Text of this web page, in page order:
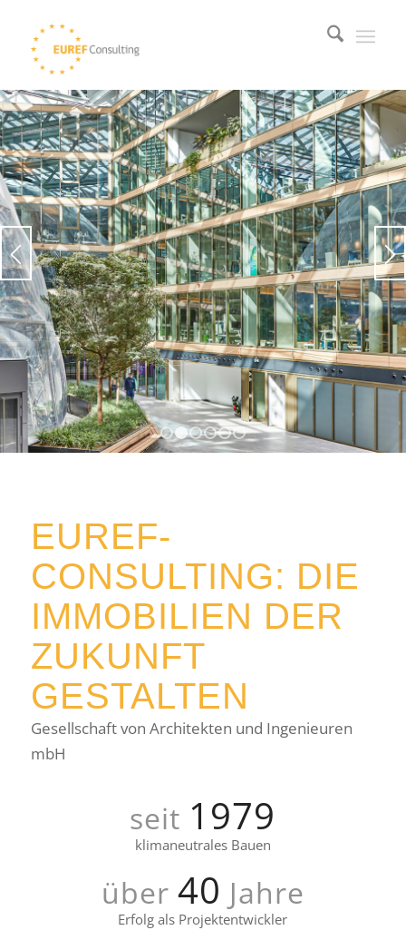
EUREF-CAMPUS
DÜSSELDORF:
INNOVATIONSCAMPUS
UND REALLABOR
1 2 3 5 6
EUREF-
CONSULTING: DIE
IMMOBILIEN DER
ZUKUNFT
GESTALTEN
Gesellschaft von Architekten und Ingenieuren
mbH
seit 1979
klimaneutrales Bauen
über 40 Jahre
Erfolg als Projektentwickler